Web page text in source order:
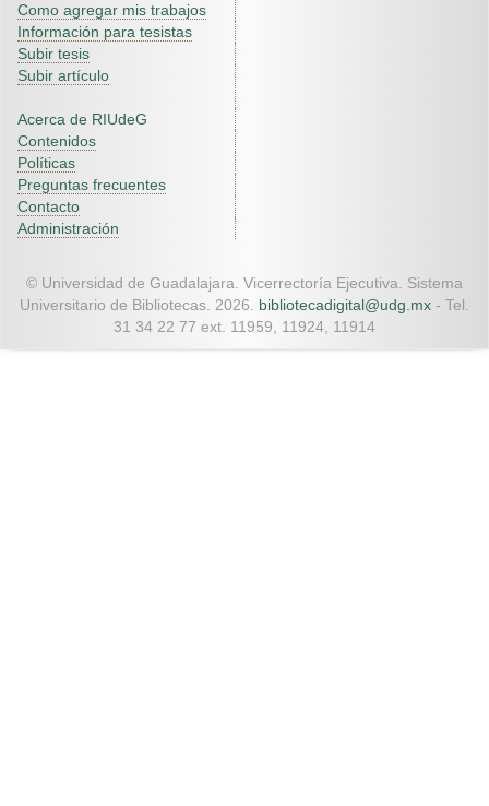
Como agregar mis trabajos
Información para tesistas
Subir tesis
Subir artículo
Acerca de RIUdeG
Contenidos
Políticas
Preguntas frecuentes
Contacto
Administración
© Universidad de Guadalajara. Vicerrectoría Ejecutiva. Sistema
Universitario de Bibliotecas. 2026. bibliotecadigital@udg.mx - Tel.
31 34 22 77 ext. 11959, 11924, 11914